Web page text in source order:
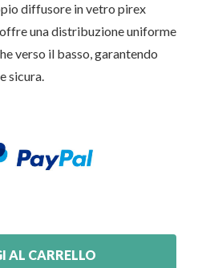
diffusore in vetro pirex
una distribuzione uniforme
verso il basso, garantendo
sicura.
AL CARRELLO